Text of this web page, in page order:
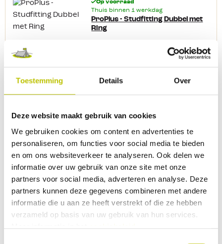
Toestemming Details Over
Deze website maakt gebruik van cookies
We gebruiken cookies om content en advertenties te
personaliseren, om functies voor social media te bieden
en om ons websiteverkeer te analyseren. Ook delen we
informatie over uw gebruik van onze site met onze
partners voor social media, adverteren en analyse. Deze
partners kunnen deze gegevens combineren met andere
informatie die u aan ze heeft verstrekt of die ze hebben
verzameld op basis van uw gebruik van hun services.
Meer informatie in hetcookiebeleid.
Op voorraad
Thuis binnen 1 werkdag
ProPlus - Studfitting Dubbel met
Ring
ProPlus studfitting dubbel met ring
spanband(met haken).
Breeklast 2500 kg Trekbelasting
4,29
Vergelijk product In het
Op voorraad
ProPlus - Spanband met Ratel + 2
Haken 450 cm Automatisch
Oprollend
Gebruik de spanband met ratel + 2
haken om je bagage of andere spullen